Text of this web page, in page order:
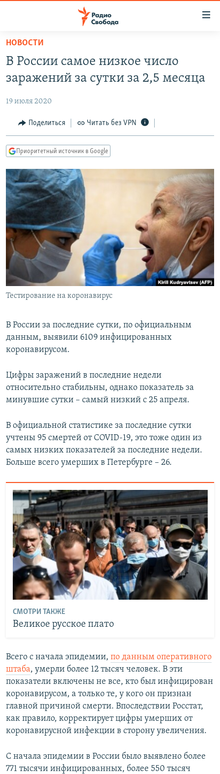
упрощенного
доступа
основному
Вернутся
главной
навигации
Вернутся
поиску
АВТОРСКИЕ ПРОЕКТЫ
ЦИТАТЫ СВОБОДЫ
МНЕНИЯ
IDEL.РЕАЛИИ
КАВКАЗ.РЕАЛИИ
СЕВЕР.РЕАЛИИ
СИБИРЬ.РЕАЛИИ
РАСПИСАНИЕ ВЕЩАНИЯ
ПОДПИШИТЕСЬ НА РАССЫЛКУ
СОЦИАЛЬНЫЕ СЕТИ
Все сайты РСЕ/РС
НОВОСТИ
В России самое низкое число
заражений за сутки за 2,5 месяца
19 июля 2020
Поделиться Читать без VPN
Приоритетный источник в Google
Тестирование на коронавирус
В России за последние сутки, по официальным
данным, выявили 6109 инфицированных
коронавирусом.
Цифры заражений в последние недели
относительно стабильны, однако показатель за
минувшие сутки – самый низкий с 25 апреля.
В официальной статистике за последние сутки
учтены 95 смертей от COVID-19, это тоже один из
самых низких показателей за последние недели.
Больше всего умерших в Петербурге – 26.
СМОТРИ ТАКЖЕ
Великое русское плато
Всего с начала эпидемии, по данным оперативного
штаба, умерли более 12 тысяч человек. В эти
показатели включены не все, кто был инфицирован
коронавирусом, а только те, у кого он признан
главной причиной смерти. Впоследствии Росстат,
как правило, корректирует цифры умерших от
коронавирусной инфекции в сторону увеличения.
С начала эпидемии в России было выявлено более
771 тысячи инфицированных, более 550 тысяч